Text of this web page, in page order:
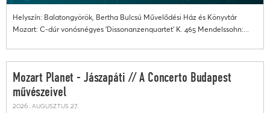
Helyszín: Balatongyörök, Bertha Bulcsú Művelődési Ház és Könyvtár
Mozart: C-dúr vonósnégyes 'Dissonanzenquartet' K. 465 Mendelssohn:...
Mozart Planet - Jászapáti // A Concerto Budapest
művészeivel
2026. augusztus 27.